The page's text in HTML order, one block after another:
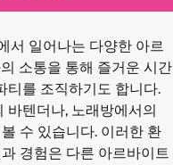
서 일어나는 다양한 아르
소통을 통해 즐거운 시간
티를 조직하기도 합니다.
바텐더나, 노래방에서의
수 있습니다. 이러한 환
경험은 다른 아르바이트